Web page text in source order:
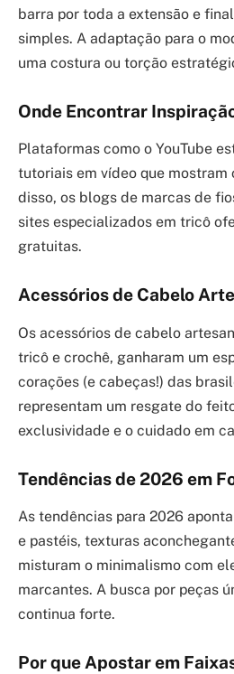
barra por toda a extensão e
simples. A adaptação para o
uma costura ou torção
Onde Encontrar
Plataformas como o YouTube
tutoriais em vídeo que mostram
disso, os blogs de marcas de
sites especializados em tricô
gratuitas.
Acessórios de Cabelo
Os acessórios de cabelo
tricô e crochê, ganharam um
corações (e cabeças!) das
representam um resgate do
exclusividade e o cuidado em
Tendências de 2026 em
As tendências para 2026
e pastéis, texturas
misturam o minimalismo com
marcantes. A busca por peças
continua forte.
Por que Apostar em